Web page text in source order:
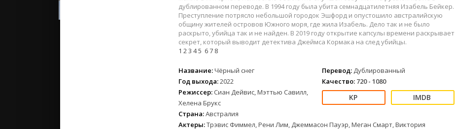
2022
2021
Русские
Зарубежные
Детские
Драмы
Комедии
Спорт
Триллеры
Ужасы
2022
2021
Зарубежные
Фильмы из соцетей
дублированном переводе. В 1994 году была убита семнадцатилетняя Изабель Бейкер.
Преступление потрясло небольшой городок Эшфорд и опустошило австралийскую
общину жителей островов Южного моря, где жила Изабель. Дело так и не было
раскрыто, убийца так и не найден. В 2019 году открытие капсулы времени раскрывает
секрет, который выводит детектива Джеймса Кормака на след убийцы.
1 23 45 67 8
Название:Чёрный снег
Год выхода:2022
Режиссер: Сиан Дейвис, Мэттью Савилл,
Хелена Брукс
Страна:Австралия
Перевод: Дублированный
Качество: 720 - 1080
Актеры:Трэвис Фиммел, Рени Лим, Джеммасон Пауэр, Меган Смарт, Виктория